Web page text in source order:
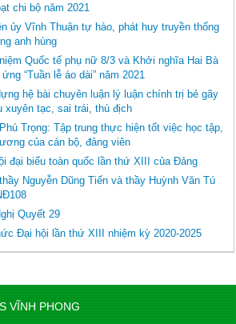
chi bộ năm 2021
ủy Vĩnh Thuận tự hào, phát huy truyền thống
anh hùng
Quốc tế phụ nữ 8/3 và Khởi nghĩa Hai Bà
“Tuần lễ áo dài” năm 2021
hệ bài chuyên luận lý luận chính trị bẻ gãy
xuyên tạc, sai trái, thù địch
Trọng: Tập trung thực hiện tốt việc học tập,
của cán bộ, đảng viên
đại biểu toàn quốc lần thứ XIII của Đảng
Nguyễn Dũng Tiến và thầy Huỳnh Văn Tú
Quyết 29
Đại hội lần thứ XIII nhiệm kỳ 2020-2025
VĨNH PHONG